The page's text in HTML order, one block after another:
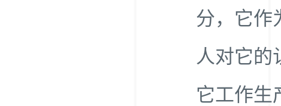
分，它作
人对它的
它工作生